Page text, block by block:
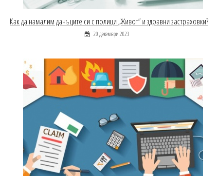
Как да намалим данъците си с полици „Живот“ и здравни застраховки?
20 декември 2023